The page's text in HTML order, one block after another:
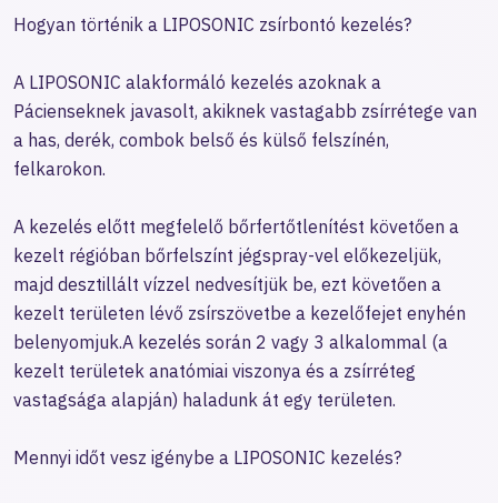
Hogyan történik a LIPOSONIC zsírbontó kezelés?
A LIPOSONIC alakformáló kezelés azoknak a
Pácienseknek javasolt, akiknek vastagabb zsírrétege van
a has, derék, combok belső és külső felszínén,
felkarokon.
A kezelés előtt megfelelő bőrfertőtlenítést követően a
kezelt régióban bőrfelszínt jégspray-vel előkezeljük,
majd desztillált vízzel nedvesítjük be, ezt követően a
kezelt területen lévő zsírszövetbe a kezelőfejet enyhén
belenyomjuk.A kezelés során 2 vagy 3 alkalommal (a
kezelt területek anatómiai viszonya és a zsírréteg
vastagsága alapján) haladunk át egy területen.
Mennyi időt vesz igénybe a LIPOSONIC kezelés?